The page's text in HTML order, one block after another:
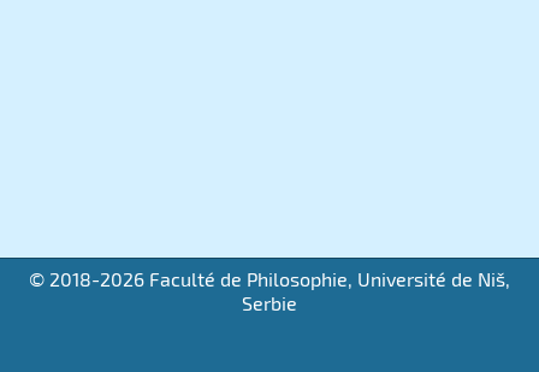
© 2018-2026 Faculté de Philosophie, Université de Niš,
Serbie